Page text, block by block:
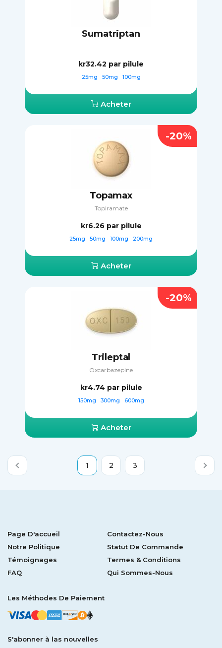
Sumatriptan
kr32.42 par pilule
25mg 50mg 100mg
Acheter
Topamax
Topiramate
kr6.26 par pilule
25mg 50mg 100mg 200mg
Acheter
-20%
Trileptal
Oxcarbazepine
kr4.74 par pilule
150mg 300mg 600mg
Acheter
-20%
1 2 3
Page D'accueil
Contactez-Nous
Notre Politique
Statut De Commande
Témoignages
Termes & Conditions
FAQ
Qui Sommes-Nous
Les Méthodes De Paiement
S'abonner à las nouvelles